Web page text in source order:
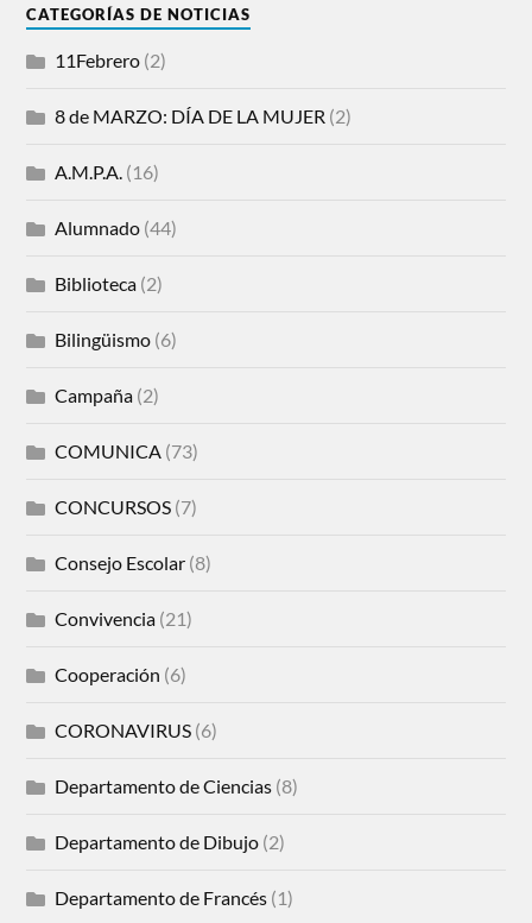
CATEGORÍAS DE NOTICIAS
11Febrero (2)
8 de MARZO: DÍA DE LA MUJER (2)
A.M.P.A. (16)
Alumnado (44)
Biblioteca (2)
Bilingüismo (6)
Campaña (2)
COMUNICA (73)
CONCURSOS (7)
Consejo Escolar (8)
Convivencia (21)
Cooperación (6)
CORONAVIRUS (6)
Departamento de Ciencias (8)
Departamento de Dibujo (2)
Departamento de Francés (1)